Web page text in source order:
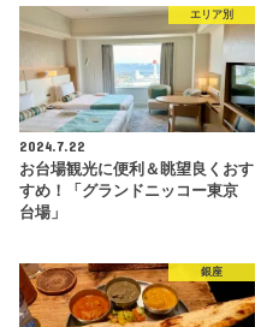
エリア別
2024.7.22
お台場観光に便利＆眺望良くおす
すめ！「グランドニッコー東京
台場」
銀座